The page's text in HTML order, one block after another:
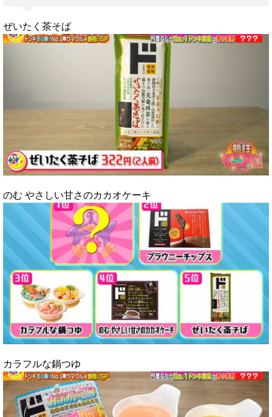
ぜいたく茶そば
のむ やさしい甘さのカカオケーキ
カラフルな鍋つゆ